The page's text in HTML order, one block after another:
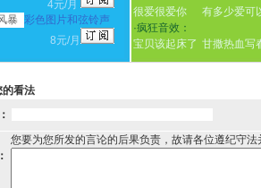
4元/月
暴 彩色图片和弦铃声
8元/月
很爱很爱你
有多少爱可
·疯狂音效：
宝贝该起床了 甘撒热血写
的看法
您要为您所发的言论的后果负责，故请各位遵纪守